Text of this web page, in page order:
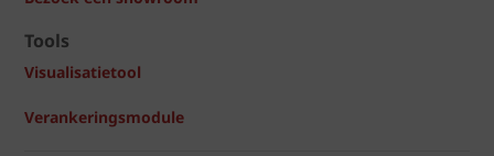
Tools
Visualisatietool
Verankeringsmodule